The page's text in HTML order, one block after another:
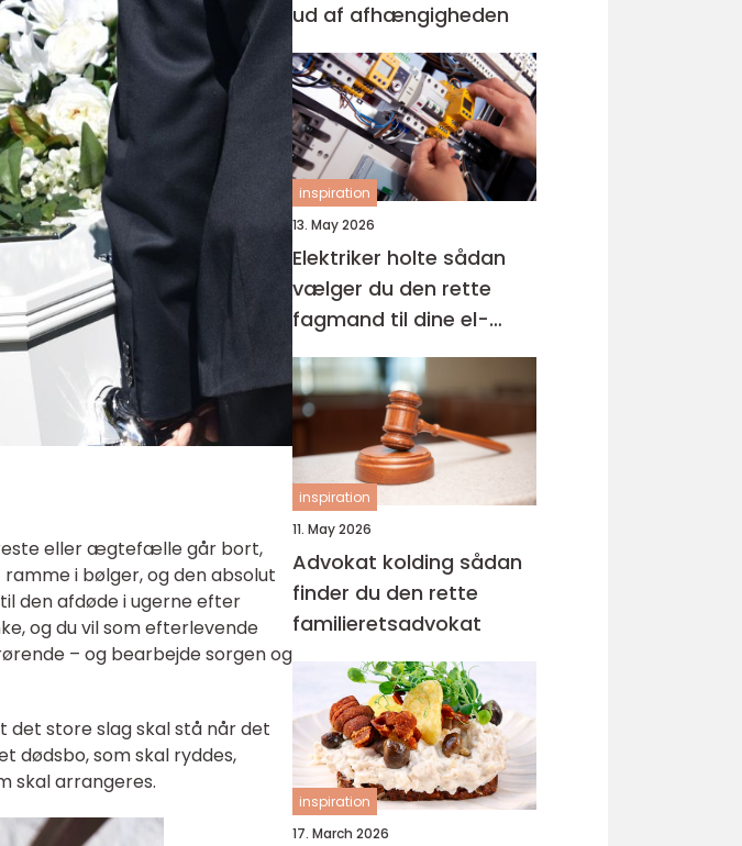
eller ægtefælle går bort,
i bølger, og den absolut
den afdøde i ugerne efter
og du vil som efterlevende
– og bearbejde sorgen og
store slag skal stå når det
dødsbo, som skal ryddes,
skal arrangeres.
ud af afhængigheden
inspiration
13. May 2026
Elektriker holte sådan
vælger du den rette
fagmand til dine el-
opgaver
inspiration
11. May 2026
Advokat kolding sådan
finder du den rette
familieretsadvokat
inspiration
17. March 2026